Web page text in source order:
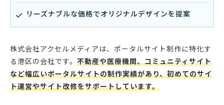
リーズナブルな価格でオリジナルデザインを提案
株式会社アクセルメディアは、ポータルサイト制作に特化す
る港区の会社です。 不動産や医療機関、コミュニティサイト
など幅広いポータルサイトの制作実績があり、初めてのサイ
ト運営やサイト改修をサポートしています。